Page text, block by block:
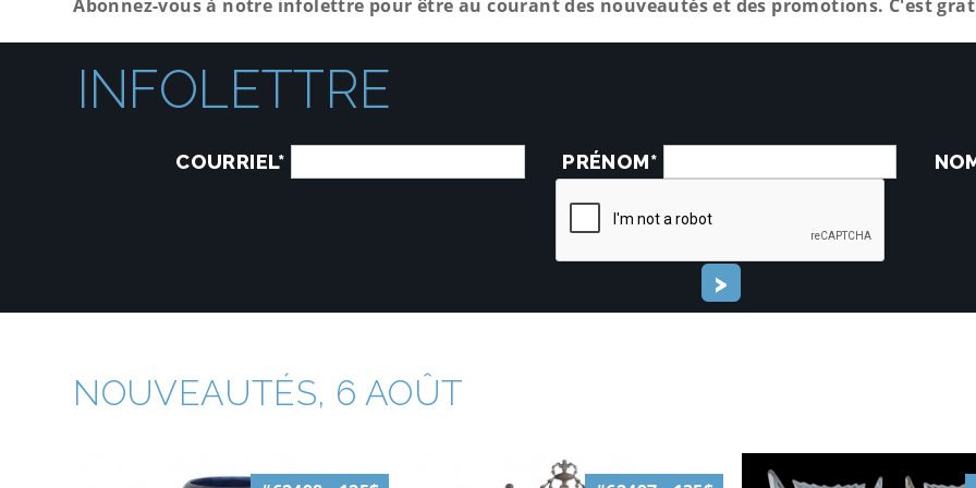
Abonnez-vous à notre infolettre pour être au courant des nouveautés et des promotions. C'est
INFOLETTRE
COURRIEL* PRÉNOM*
NOUVEAUTÉS, 6 AOÛT